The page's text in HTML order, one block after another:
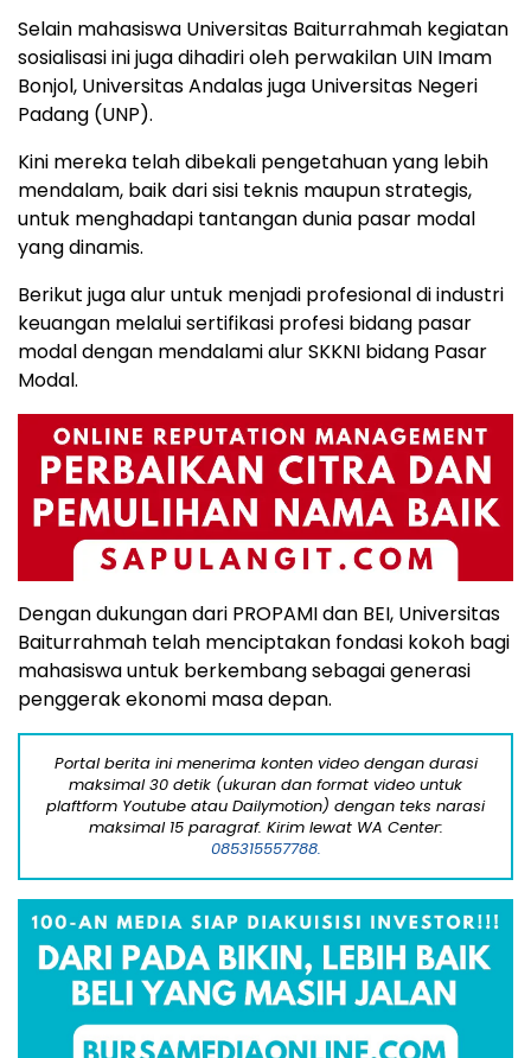
Selain mahasiswa Universitas Baiturrahmah kegiatan
sosialisasi ini juga dihadiri oleh perwakilan UIN Imam
Bonjol, Universitas Andalas juga Universitas Negeri
Padang (UNP).
Kini mereka telah dibekali pengetahuan yang lebih
mendalam, baik dari sisi teknis maupun strategis,
untuk menghadapi tantangan dunia pasar modal
yang dinamis.
Berikut juga alur untuk menjadi profesional di industri
keuangan melalui sertifikasi profesi bidang pasar
modal dengan mendalami alur SKKNI bidang Pasar
Modal.
Dengan dukungan dari PROPAMI dan BEI, Universitas
Baiturrahmah telah menciptakan fondasi kokoh bagi
mahasiswa untuk berkembang sebagai generasi
penggerak ekonomi masa depan.
Portal berita ini menerima konten video dengan durasi
maksimal 30 detik (ukuran dan format video untuk
plaftform Youtube atau Dailymotion) dengan teks narasi
maksimal 15 paragraf. Kirim lewat WA Center:
085315557788.